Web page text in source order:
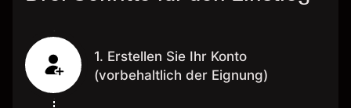
1. Erstellen Sie Ihr Konto
(vorbehaltlich der Eignung)